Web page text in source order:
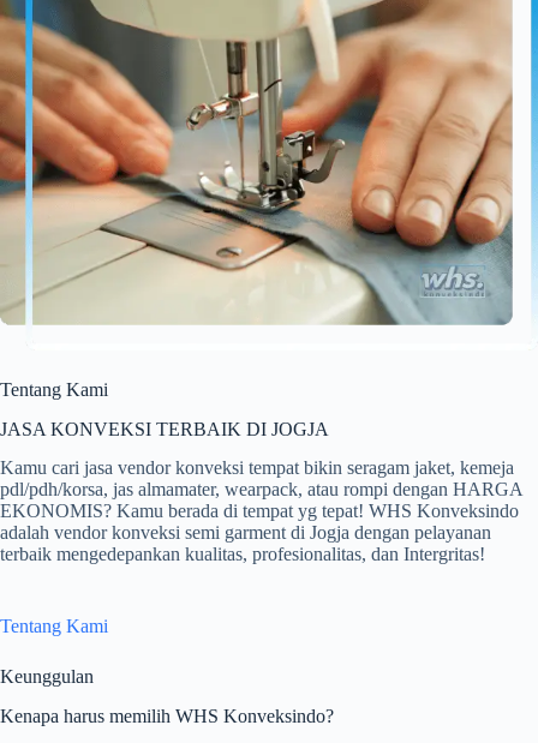
Tentang Kami
JASA KONVEKSI TERBAIK DI JOGJA
Kamu cari jasa vendor konveksi tempat bikin seragam jaket, kemeja
pdl/pdh/korsa, jas almamater, wearpack, atau rompi dengan HARGA
EKONOMIS? Kamu berada di tempat yg tepat! WHS Konveksindo
adalah vendor konveksi semi garment di Jogja dengan pelayanan
terbaik mengedepankan kualitas, profesionalitas, dan Intergritas!
Tentang Kami
Keunggulan
Kenapa harus memilih WHS Konveksindo?